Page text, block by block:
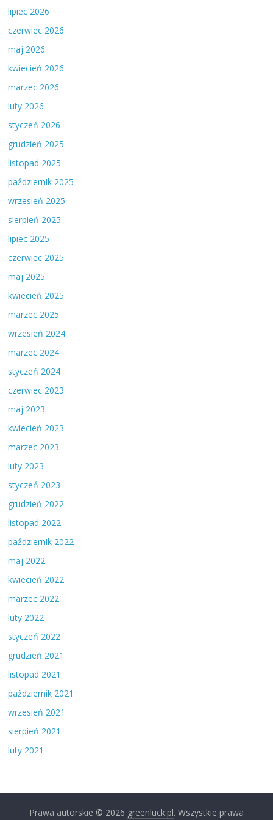
lipiec 2026
czerwiec 2026
maj 2026
kwiecień 2026
marzec 2026
luty 2026
styczeń 2026
grudzień 2025
listopad 2025
październik 2025
wrzesień 2025
sierpień 2025
lipiec 2025
czerwiec 2025
maj 2025
kwiecień 2025
marzec 2025
wrzesień 2024
marzec 2024
styczeń 2024
czerwiec 2023
maj 2023
kwiecień 2023
marzec 2023
luty 2023
styczeń 2023
grudzień 2022
listopad 2022
październik 2022
maj 2022
kwiecień 2022
marzec 2022
luty 2022
styczeń 2022
grudzień 2021
listopad 2021
październik 2021
wrzesień 2021
sierpień 2021
luty 2021
Prawa autorskie © 2026 greenluck.pl. Wszystkie prawa